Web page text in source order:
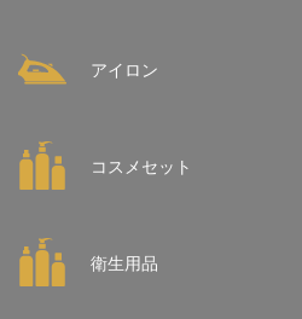
アイロン
コスメセット
衛生用品